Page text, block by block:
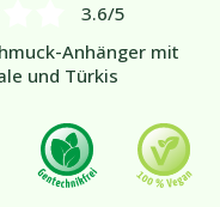
3.6/5
Anhänger mit
und Türkis